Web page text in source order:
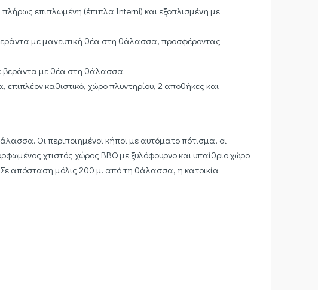
επιπλωμένη (έπιπλα Interni) και εξοπλισμένη με
βεράντα με μαγευτική θέα στη θάλασσα, προσφέροντας
βεράντα με θέα στη θάλασσα.
επιπλέον καθιστικό, χώρο πλυντηρίου, 2 αποθήκες και
Οι περιποιημένοι κήποι με αυτόματο πότισμα, οι
χτιστός χώρος BBQ με ξυλόφουρνο και υπαίθριο χώρο
Σε απόσταση μόλις 200 μ. από τη θάλασσα, η κατοικία